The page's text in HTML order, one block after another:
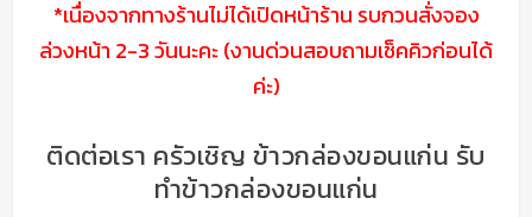
*เนื่องจากทางร้านไม่ได้เปิดหน้าร้าน รบกวนสั่งจอง
ล่วงหน้า 2-3 วันนะคะ (งานด่วนสอบถามเช็คคิวก่อนได้
ค่ะ)
ติดต่อเรา ครัวเชิญ ข้าวกล่องขอนแก่น รับ
ทำข้าวกล่องขอนแก่น